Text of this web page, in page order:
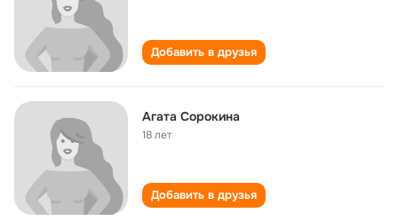
Добавить в друзья
Агата Сорокина
18 лет
Добавить в друзья